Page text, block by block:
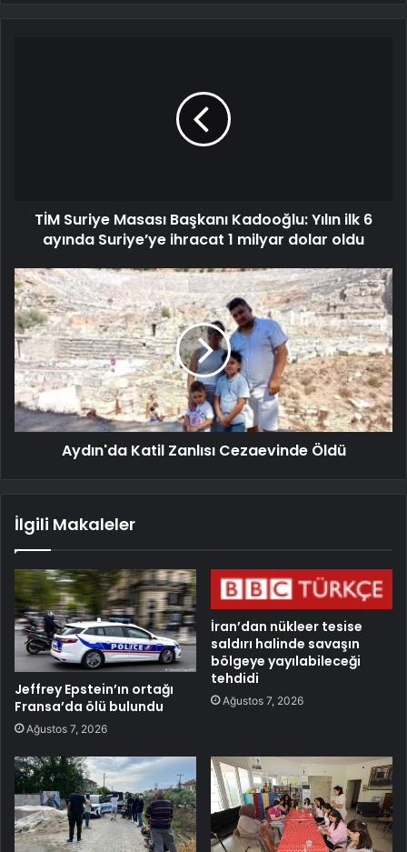
TİM Suriye Masası Başkanı Kadooğlu: Yılın ilk 6
ayında Suriye’ye ihracat 1 milyar dolar oldu
Aydın'da Katil Zanlısı Cezaevinde Öldü
İlgili Makaleler
Jeffrey Epstein’ın ortağı
Fransa’da ölü bulundu
Ağustos 7, 2026
İran’dan nükleer tesise
saldırı halinde savaşın
bölgeye yayılabileceği
tehdidi
Ağustos 7, 2026